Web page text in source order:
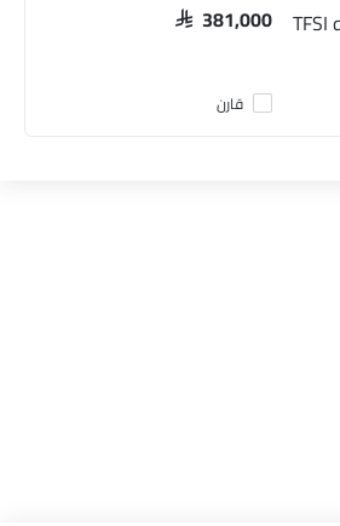
SAR 381,000
قارن